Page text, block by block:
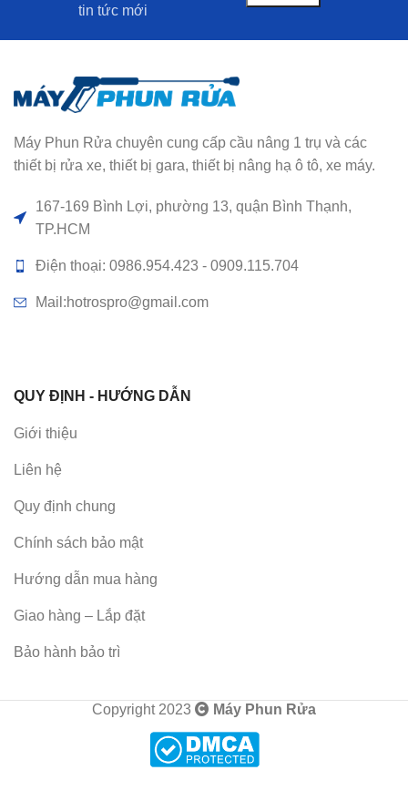
tin tức mới
Máy Phun Rửa chuyên cung cấp cầu nâng 1 trụ và các
thiết bị rửa xe, thiết bị gara, thiết bị nâng hạ ô tô, xe máy.
167-169 Bình Lợi, phường 13, quận Bình Thạnh,
TP.HCM
Điện thoại: 0986.954.423 - 0909.115.704
Mail:hotrospro@gmail.com
QUY ĐỊNH - HƯỚNG DẪN
Giới thiệu
Liên hệ
Quy định chung
Chính sách bảo mật
Hướng dẫn mua hàng
Giao hàng – Lắp đặt
Bảo hành bảo trì
Copyright 2023 Máy Phun Rửa